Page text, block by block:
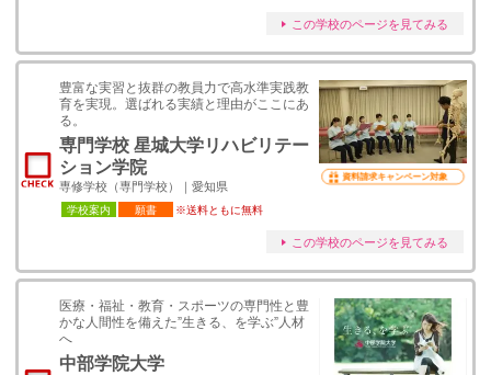
この学校のページを見てみる
豊富な実習と抜群の教員力で高水準実践教
育を実現。選ばれる実績と理由がここにあ
る。
専門学校 星城大学リハビリテー
ション学院
専修学校（専門学校）｜愛知県
学校案内 願書 ※送料ともに無料
資料請求キャンペーン対象
この学校のページを見てみる
医療・福祉・教育・スポーツの専門性と豊
かな人間性を備えた”生きる、を学ぶ”人材
へ
中部学院大学